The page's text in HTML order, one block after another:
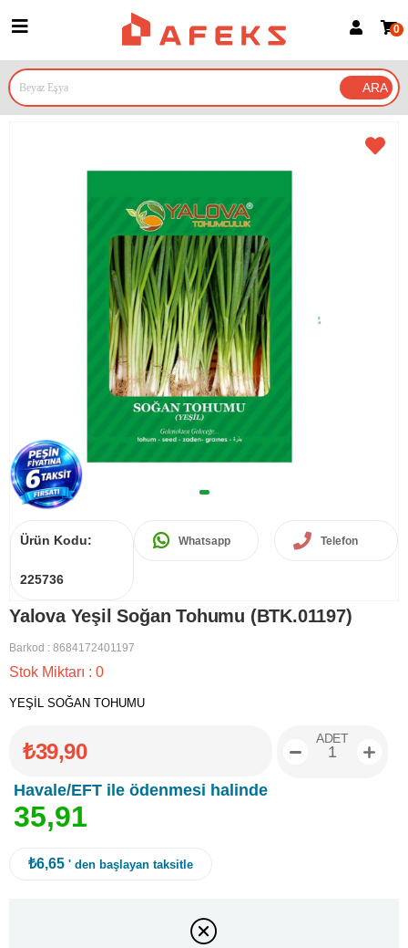
Google İle Bağlan
0
Ürün Kodu:
225736
Whatsapp Telefon
Yalova Yeşil Soğan Tohumu (BTK.01197)
Barkod : 8684172401197
Stok Miktarı : 0
YEŞİL SOĞAN TOHUMU
₺39,90
Havale/EFT ile ödenmesi halinde
35,91
ADET
₺6,65 ' den başlayan taksitle